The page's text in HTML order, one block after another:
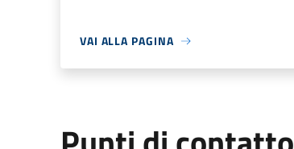
VAI ALLA PAGINA